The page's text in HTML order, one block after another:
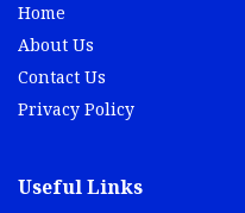
Home
About Us
Contact Us
Privacy Policy
Useful Links